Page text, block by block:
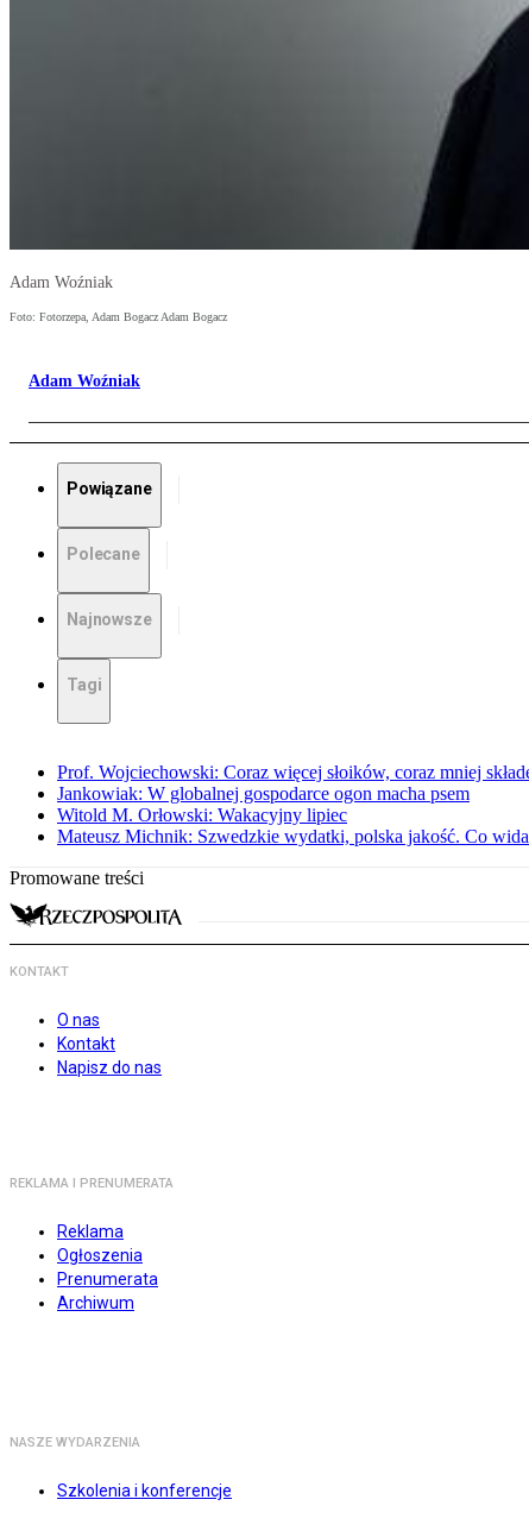
Adam Woźniak
Foto: Fotorzepa, Adam Bogacz Adam Bogacz
Adam Woźniak
Powiązane
Polecane
Najnowsze
Tagi
Prof. Wojciechowski: Coraz więcej słoików, coraz mniej
Jankowiak: W globalnej gospodarce ogon macha psem
Witold M. Orłowski: Wakacyjny lipiec
Mateusz Michnik: Szwedzkie wydatki, polska jakość. Co
Promowane treści
KONTAKT
O nas
Kontakt
Napisz do nas
REKLAMA I PRENUMERATA
Reklama
Ogłoszenia
Prenumerata
Archiwum
NASZE WYDARZENIA
Szkolenia i konferencje